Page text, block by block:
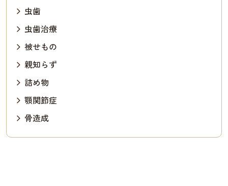
虫歯
虫歯治療
被せもの
親知らず
詰め物
顎関節症
骨造成